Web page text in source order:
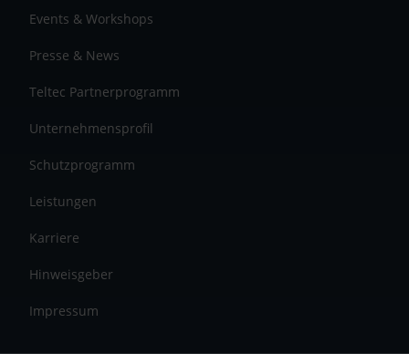
Events & Workshops
Presse & News
Teltec Partnerprogramm
Unternehmensprofil
Schutzprogramm
Leistungen
Karriere
Hinweisgeber
Impressum